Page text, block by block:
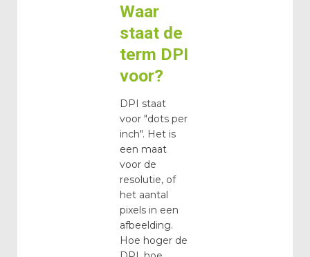
Waar
staat de
term DPI
voor?
DPI staat
voor "dots per
inch". Het is
een maat
voor de
resolutie, of
het aantal
pixels in een
afbeelding.
Hoe hoger de